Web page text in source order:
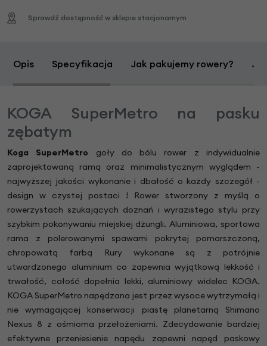
Sprawdź dostępność w sklepie stacjonarnym
Opis Specyfikacja Jak pakujemy rowery?
KOGA SuperMetro na pasku
zębatym
Koga SuperMetro goły do bólu rower z indywidualnie
zaprojektowaną ramą oraz minimalistycznym wyglądem -
najwyższej jakości wykonanie i dbałość o każdy szczegół -
design w czystej postaci ! Rower stworzony z myślą o
rowerzystach szukających doznań i wyrazistego stylu przy
szybkim pokonywaniu miejskiej dżungli. Aluminiowa, sportowa
rama z polerowanymi spawami pokrytej pomarszczoną,
chropowatą farbą Rury wykonane są z potrójnie
utwardzonego aluminium co zapewnia wyjątkową lekkość i
trwałość, całość dopełnia lekki, aluminiowy widelec KOGA.
KOGA SuperMetro napędzana jest przez wysoce wytrzymałą i
nie wymagającej konserwacji piastę planetarną Shimano
Nexus 8 z ośmioma przełożeniami. Zdecydowanie bardziej
efektywne przeniesienie napędu zapewni napęd paskowy